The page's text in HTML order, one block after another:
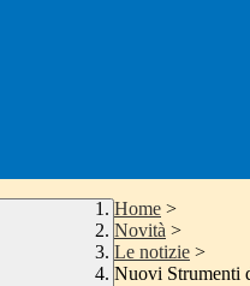
Home >
Novità >
Le notizie >
Nuovi Strumenti